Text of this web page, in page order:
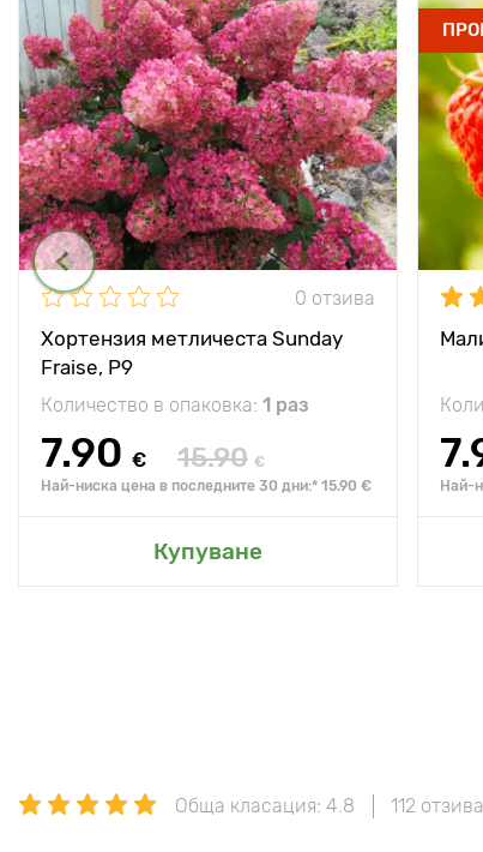
0 отзива
Хортензия метличеста Sunday
Fraise, P9
Количество в опаковка: 1 раз
7.90 € 15.90 €
Най-ниска цена в последните 30 дни:* 15.90 €
Купуване
Най-
Обща класация: 4.8 112 отзива